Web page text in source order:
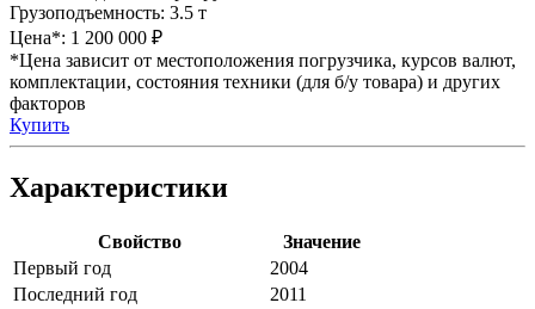
Грузоподъемность: 3.5 т
Цена*: 1 200 000 ₽
*Цена зависит от местоположения погрузчика, курсов валют,
комплектации, состояния техники (для б/у товара) и других
факторов
Купить
Характеристики
Свойство
Значение
Первый год
2004
Последний год
2011